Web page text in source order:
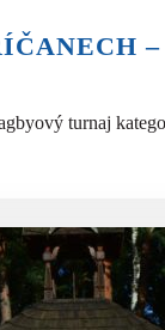
–
turnaj